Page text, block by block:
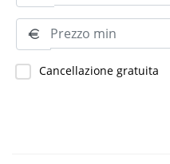
Cancellazione gratuita